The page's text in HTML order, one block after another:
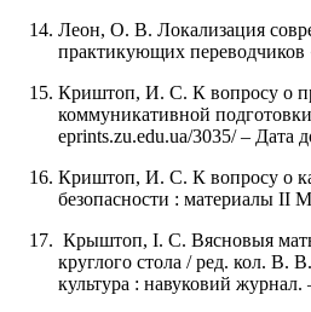
Леон, О. В. Локализация
практикующих
Криштоп, И. С. К вопросу о
коммуникативной
eprints.zu.edu.ua/3035/ – Дата
Криштоп, И. С. К вопросу о
безопасности : материалы II
Крыштоп, І. С. Вясновыя
круглого стола / ред. кол. В.
культура : навуковий